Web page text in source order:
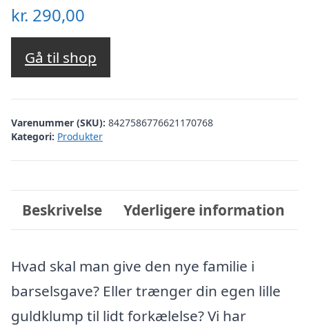
kr. 290,00
Gå til shop
Varenummer (SKU): 8427586776621170768
Kategori: Produkter
Beskrivelse Yderligere information
Hvad skal man give den nye familie i
barselsgave? Eller trænger din egen lille
guldklump til lidt forkælelse? Vi har